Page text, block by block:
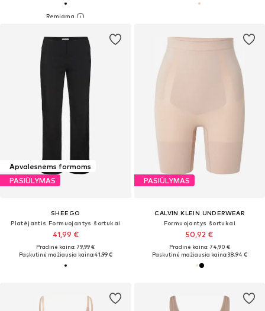
Apvalesnėms formoms
PASIŪLYMAS
SHEEGO
Platėjantis Formuojantys šortukai
41,99 €
Pradinė kaina: 79,99 €
Paskutinė mažiausia kaina:41,99 €
PASIŪLYMAS
CALVIN KLEIN UNDERWEAR
Formuojantys šortukai
50,92 €
Pradinė kaina: 74,90 €
Paskutinė mažiausia kaina:38,94 €